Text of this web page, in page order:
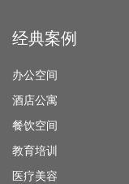
经典案例
办公空间
酒店公寓
餐饮空间
教育培训
医疗美容